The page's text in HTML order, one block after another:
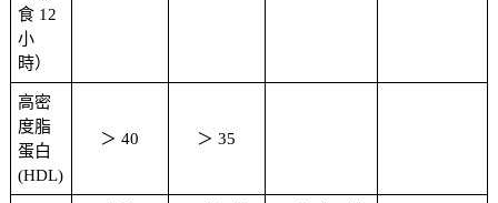
食 12
小
時）
高密
度脂
蛋白
(HDL)
＞ 40 ＞ 35